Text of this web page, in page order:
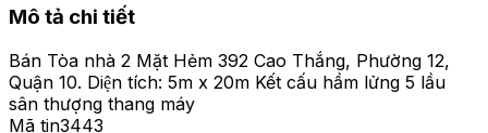
Mô tả chi tiết
Bán Tòa nhà 2 Mặt Hẻm 392 Cao Thắng, Phường 12,
Quận 10. Diện tích: 5m x 20m Kết cấu hầm lửng 5 lầu
sân thượng thang máy
Mã tin3443